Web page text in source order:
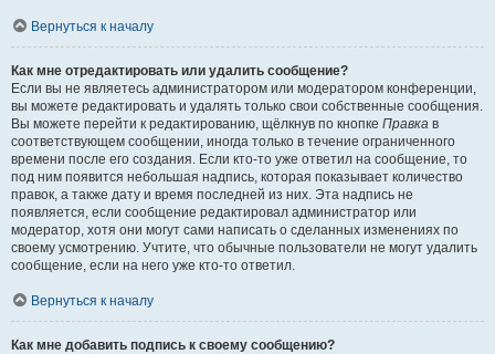
Вернуться к началу
Как мне отредактировать или удалить сообщение?
Если вы не являетесь администратором или модератором конференции,
вы можете редактировать и удалять только свои собственные сообщения.
Вы можете перейти к редактированию, щёлкнув по кнопке Правка в
соответствующем сообщении, иногда только в течение ограниченного
времени после его создания. Если кто-то уже ответил на сообщение, то
под ним появится небольшая надпись, которая показывает количество
правок, а также дату и время последней из них. Эта надпись не
появляется, если сообщение редактировал администратор или
модератор, хотя они могут сами написать о сделанных изменениях по
своему усмотрению. Учтите, что обычные пользователи не могут удалить
сообщение, если на него уже кто-то ответил.
Вернуться к началу
Как мне добавить подпись к своему сообщению?